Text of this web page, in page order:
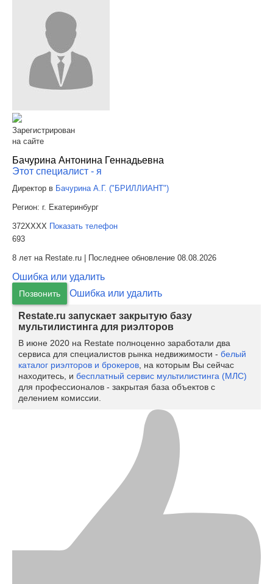
Зарегистрирован
на сайте
Бачурина Антонина Геннадьевна
Этот специалист - я
Директор в Бачурина А.Г. ("БРИЛЛИАНТ")
Регион: г. Екатеринбург
372XXXX Показать телефон
693
8 лет на Restate.ru | Последнее обновление 08.08.2026
Ошибка или удалить
Позвонить Ошибка или удалить
Restate.ru запускает закрытую базу
мультилистинга для риэлторов
В июне 2020 на Restate полноценно заработали два
сервиса для специалистов рынка недвижимости - белый
каталог риэлторов и брокеров , на которым Вы сейчас
находитесь, и бесплатный сервис мультилистинга (МЛС)
для профессионалов - закрытая база объектов с
делением комиссии.